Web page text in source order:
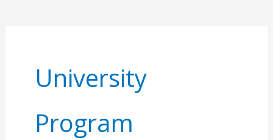
University
Program